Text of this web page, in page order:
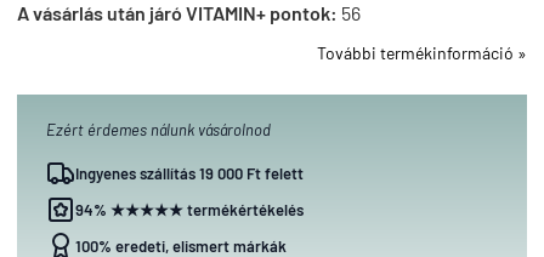
A vásárlás után járó VITAMIN+ pontok: 56
További termékinformáció »
Ezért érdemes nálunk vásárolnod
Ingyenes szállítás 19 000 Ft felett
94% ★★★★★ termékértékelés
100% eredeti, elismert márkák